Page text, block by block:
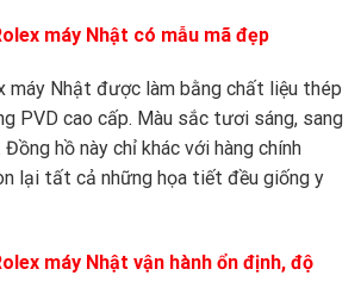
máy Nhật có mẫu mã đẹp
máy Nhật được làm bằng chất liệu thép
PVD cao cấp. Màu sắc tươi sáng, sang
hồ này chỉ khác với hàng chính
lại tất cả những họa tiết đều giống y
máy Nhật vận hành ổn định, độ